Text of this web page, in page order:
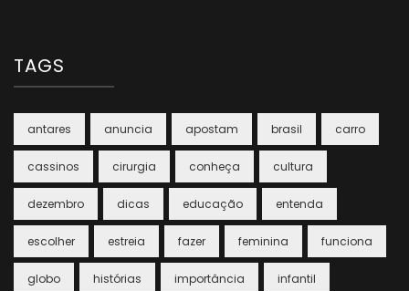
TAGS
antares anuncia apostam brasil carro
cassinos cirurgia conheça cultura
dezembro dicas educação entenda
escolher estreia fazer feminina funciona
globo histórias importância infantil